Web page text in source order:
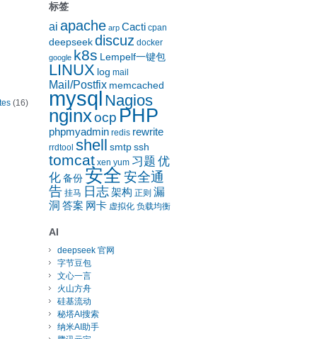
(16)
标签
ai apache arp Cacti cpan
deepseek discuz docker
google k8s Lempelf一键包
LINUX log mail
Mail/Postfix memcached
mysql Nagios
nginxocp PHP
phpmyadmin redis rewrite
rrdtool shell smtp ssh
tomcat xen yum 习题 优
化 备份 安全安全通
告 挂马 日志架构 正则 漏
洞 答案 网卡 虚拟化 负载均衡
AI
deepseek 官网
字节豆包
文心一言
火山方舟
硅基流动
秘塔AI搜索
纳米AI助手